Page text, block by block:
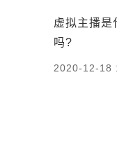
虚拟主播是
吗?
2020-12-18